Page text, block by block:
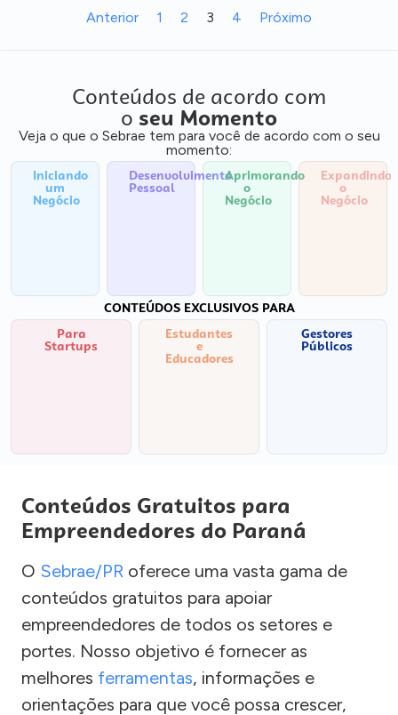
Anterior 1 2 3 4 Próximo
Conteúdos de acordo com
o seu Momento
Veja o que o Sebrae tem para você de acordo com o seu
momento:
Iniciando
um
Negócio
Desenvolvimento
Pessoal
Aprimorando
o
Negócio
Expandindo
o
Negócio
CONTEÚDOS EXCLUSIVOS PARA
Para
Startups
Estudantes
e
Educadores
Gestores
Públicos
Conteúdos Gratuitos para
Empreendedores do Paraná
O Sebrae/PR oferece uma vasta gama de
conteúdos gratuitos para apoiar
empreendedores de todos os setores e
portes. Nosso objetivo é fornecer as
melhores ferramentas, informações e
orientações para que você possa crescer,